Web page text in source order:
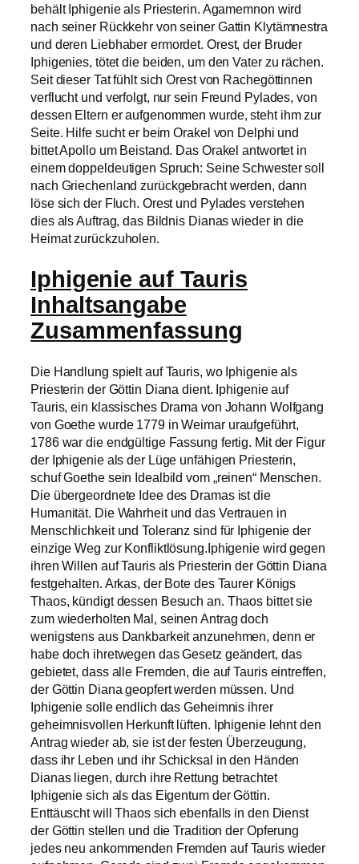
behält Iphigenie als Priesterin. Agamemnon wird
nach seiner Rückkehr von seiner Gattin Klytämnestra
und deren Liebhaber ermordet. Orest, der Bruder
Iphigenies, tötet die beiden, um den Vater zu rächen.
Seit dieser Tat fühlt sich Orest von Rachegöttinnen
verflucht und verfolgt, nur sein Freund Pylades, von
dessen Eltern er aufgenommen wurde, steht ihm zur
Seite. Hilfe sucht er beim Orakel von Delphi und
bittet Apollo um Beistand. Das Orakel antwortet in
einem doppeldeutigen Spruch: Seine Schwester soll
nach Griechenland zurückgebracht werden, dann
löse sich der Fluch. Orest und Pylades verstehen
dies als Auftrag, das Bildnis Dianas wieder in die
Heimat zurückzuholen.
Iphigenie auf Tauris
Inhaltsangabe
Zusammenfassung
Die Handlung spielt auf Tauris, wo Iphigenie als
Priesterin der Göttin Diana dient. Iphigenie auf
Tauris, ein klassisches Drama von Johann Wolfgang
von Goethe wurde 1779 in Weimar uraufgeführt,
1786 war die endgültige Fassung fertig. Mit der Figur
der Iphigenie als der Lüge unfähigen Priesterin,
schuf Goethe sein Idealbild vom „reinen“ Menschen.
Die übergeordnete Idee des Dramas ist die
Humanität. Die Wahrheit und das Vertrauen in
Menschlichkeit und Toleranz sind für Iphigenie der
einzige Weg zur Konfliktlösung.Iphigenie wird gegen
ihren Willen auf Tauris als Priesterin der Göttin Diana
festgehalten. Arkas, der Bote des Taurer Königs
Thaos, kündigt dessen Besuch an. Thaos bittet sie
zum wiederholten Mal, seinen Antrag doch
wenigstens aus Dankbarkeit anzunehmen, denn er
habe doch ihretwegen das Gesetz geändert, das
gebietet, dass alle Fremden, die auf Tauris eintreffen,
der Göttin Diana geopfert werden müssen. Und
Iphigenie solle endlich das Geheimnis ihrer
geheimnisvollen Herkunft lüften. Iphigenie lehnt den
Antrag wieder ab, sie ist der festen Überzeugung,
dass ihr Leben und ihr Schicksal in den Händen
Dianas liegen, durch ihre Rettung betrachtet
Iphigenie sich als das Eigentum der Göttin.
Enttäuscht will Thaos sich ebenfalls in den Dienst
der Göttin stellen und die Tradition der Opferung
jedes neu ankommenden Fremden auf Tauris wieder